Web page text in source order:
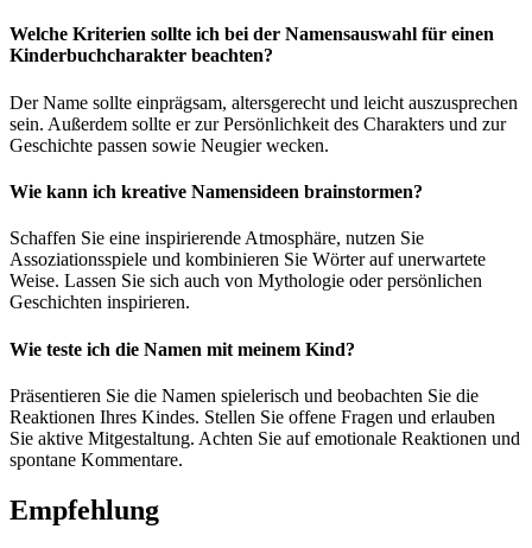
Welche Kriterien sollte ich bei der Namensauswahl für einen
Kinderbuchcharakter beachten?
Der Name sollte einprägsam, altersgerecht und leicht auszusprechen
sein. Außerdem sollte er zur Persönlichkeit des Charakters und zur
Geschichte passen sowie Neugier wecken.
Wie kann ich kreative Namensideen brainstormen?
Schaffen Sie eine inspirierende Atmosphäre, nutzen Sie
Assoziationsspiele und kombinieren Sie Wörter auf unerwartete
Weise. Lassen Sie sich auch von Mythologie oder persönlichen
Geschichten inspirieren.
Wie teste ich die Namen mit meinem Kind?
Präsentieren Sie die Namen spielerisch und beobachten Sie die
Reaktionen Ihres Kindes. Stellen Sie offene Fragen und erlauben
Sie aktive Mitgestaltung. Achten Sie auf emotionale Reaktionen und
spontane Kommentare.
Empfehlung